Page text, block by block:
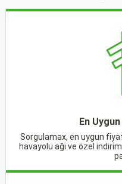
En
Sorgulamax, en uygun
havayolu ağı ve özel